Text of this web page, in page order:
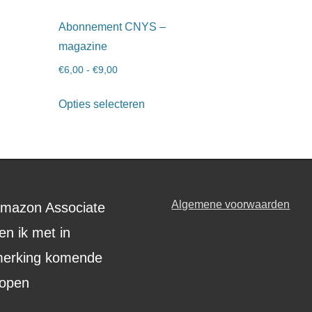
Abonnement CNYS –
magazine
€6,00 - €9,00
Opties selecteren
Associate
ik met in
komende
Algemene voorwaarden